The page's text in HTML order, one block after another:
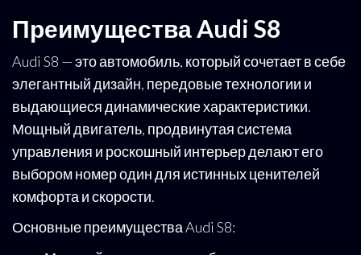
Преимущества Audi S8
Audi S8 — это автомобиль, который сочетает в себе
элегантный дизайн, передовые технологии и
выдающиеся динамические характеристики.
Мощный двигатель, продвинутая система
управления и роскошный интерьер делают его
выбором номер один для истинных ценителей
комфорта и скорости.
Основные преимущества Audi S8: